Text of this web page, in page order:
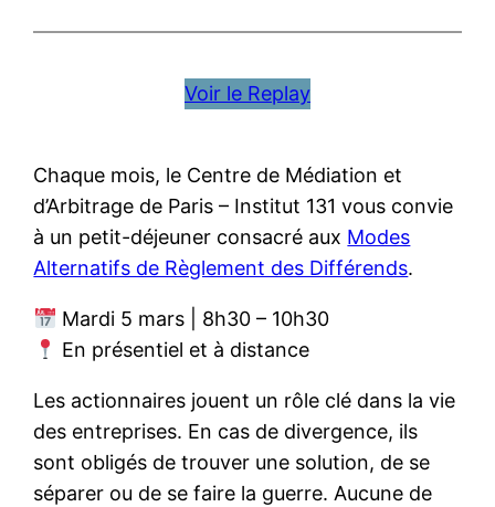
Voir le Replay
Chaque mois, le Centre de Médiation et
d’Arbitrage de Paris – Institut 131 vous convie
à un petit-déjeuner consacré aux Modes
Alternatifs de Règlement des Différends.
Mardi 5 mars | 8h30 – 10h30
En présentiel et à distance
Les actionnaires jouent un rôle clé dans la vie
des entreprises. En cas de divergence, ils
sont obligés de trouver une solution, de se
séparer ou de se faire la guerre. Aucune de